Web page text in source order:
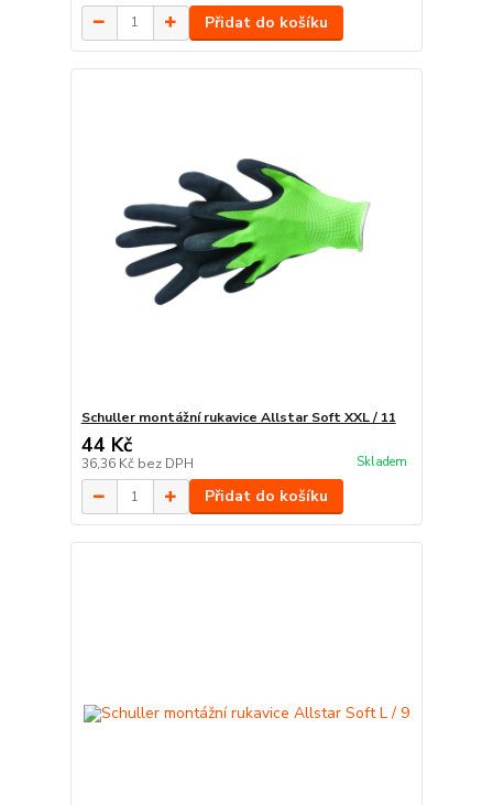
Přidat do košíku
Schuller montážní rukavice Allstar Soft XXL / 11
44 Kč
36,36 Kč bez DPH Skladem
Přidat do košíku